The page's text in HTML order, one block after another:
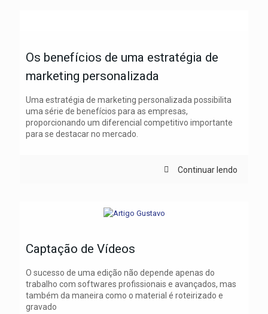
Os benefícios de uma estratégia de
marketing personalizada
Uma estratégia de marketing personalizada possibilita
uma série de benefícios para as empresas,
proporcionando um diferencial competitivo importante
para se destacar no mercado.
Continuar lendo
Captação de Vídeos
O sucesso de uma edição não depende apenas do
trabalho com softwares profissionais e avançados, mas
também da maneira como o material é roteirizado e
gravado